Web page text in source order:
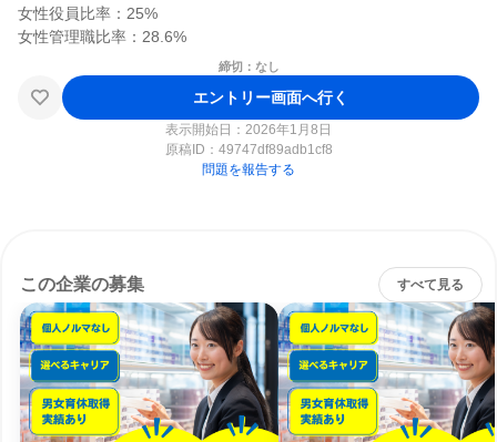
女性役員比率：25%
締切：なし
エントリー画面へ行く
表示開始日：2026年1月8日
原稿ID： 49747df89adb1cf8
問題を報告する
この企業の募集 すべて見る